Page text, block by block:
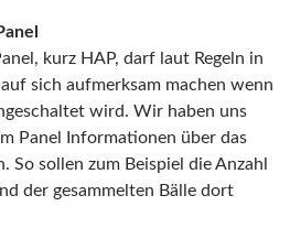
kurz HAP, darf laut Regeln in
sich aufmerksam machen wenn
wird. Wir haben uns
Panel Informationen über das
So sollen zum Beispiel die Anzahl
der gesammelten Bälle dort